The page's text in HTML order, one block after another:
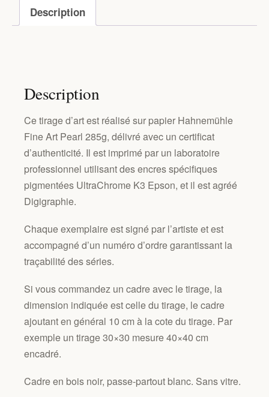
Description
Description
Ce tirage d’art est réalisé sur papier Hahnemühle
Fine Art Pearl 285g, délivré avec un certificat
d’authenticité. Il est imprimé par un laboratoire
professionnel utilisant des encres spécifiques
pigmentées UltraChrome K3 Epson, et il est agréé
Digigraphie.
Chaque exemplaire est signé par l’artiste et est
accompagné d’un numéro d’ordre garantissant la
traçabilité des séries.
Si vous commandez un cadre avec le tirage, la
dimension indiquée est celle du tirage, le cadre
ajoutant en général 10 cm à la cote du tirage. Par
exemple un tirage 30×30 mesure 40×40 cm
encadré.
Cadre en bois noir, passe-partout blanc. Sans vitre.